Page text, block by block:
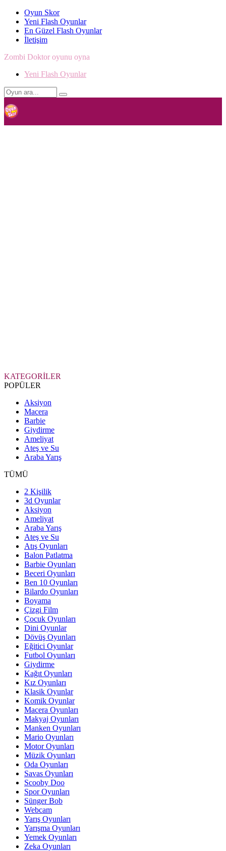
Oyun Skor
Yeni Flash Oyunlar
En Güzel Flash Oyunlar
İletişim
Zombi Doktor oyunu oyna
Yeni Flash Oyunlar
KATEGORİLER
POPÜLER
Aksiyon
Macera
Barbie
Giydirme
Ameliyat
Ateş ve Su
Araba Yarış
TÜMÜ
2 Kişilik
3d Oyunlar
Aksiyon
Ameliyat
Araba Yarış
Ateş ve Su
Atış Oyunları
Balon Patlatma
Barbie Oyunları
Beceri Oyunları
Ben 10 Oyunları
Bilardo Oyunları
Boyama
Çizgi Film
Çocuk Oyunları
Dini Oyunlar
Dövüş Oyunları
Eğitici Oyunlar
Futbol Oyunları
Giydirme
Kağıt Oyunları
Kız Oyunları
Klasik Oyunlar
Komik Oyunlar
Macera Oyunları
Makyaj Oyunları
Manken Oyunları
Mario Oyunları
Motor Oyunları
Müzik Oyunları
Oda Oyunları
Savas Oyunları
Scooby Doo
Spor Oyunları
Sünger Bob
Webcam
Yarış Oyunları
Yarışma Oyunları
Yemek Oyunları
Zeka Oyunları